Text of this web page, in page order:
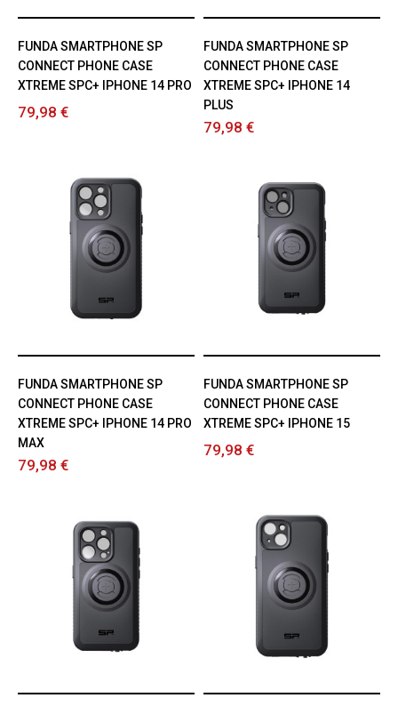
FUNDA SMARTPHONE SP
CONNECT PHONE CASE
XTREME SPC+ IPHONE 14 PRO
79,98 €
FUNDA SMARTPHONE SP
CONNECT PHONE CASE
XTREME SPC+ IPHONE 14
PLUS
79,98 €
FUNDA SMARTPHONE SP
CONNECT PHONE CASE
XTREME SPC+ IPHONE 14 PRO
MAX
79,98 €
FUNDA SMARTPHONE SP
CONNECT PHONE CASE
XTREME SPC+ IPHONE 15
79,98 €